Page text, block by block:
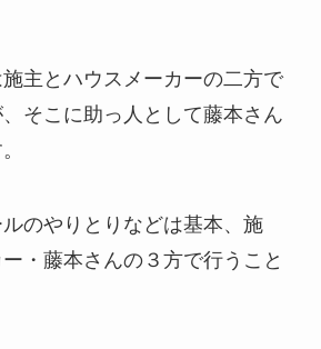
主とハウスメーカーの二方で
そこに助っ人として藤本さん
のやりとりなどは基本、施
・藤本さんの３方で行うこと